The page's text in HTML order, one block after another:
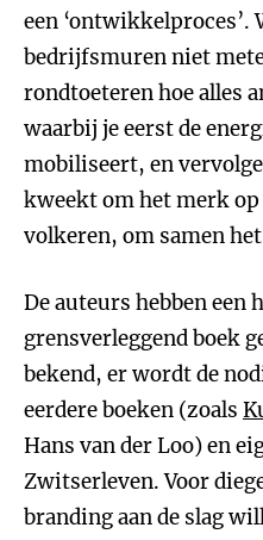
een ‘ontwikkelproces’.
bedrijfsmuren niet
rondtoeteren hoe alles
waarbij je eerst de
mobiliseert, en
kweekt om het merk
volkeren, om samen
De auteurs hebben een
grensverleggend boek
bekend, er wordt de
eerdere boeken (zoals
Hans van der Loo) en
Zwitserleven. Voor
branding aan de slag